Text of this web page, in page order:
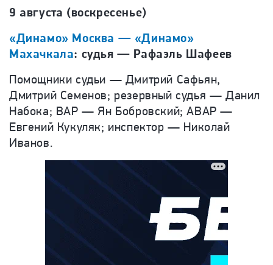
9 августа (воскресенье)
«Динамо» Москва — «Динамо»
Махачкала: судья — Рафаэль Шафеев
Помощники судьи — Дмитрий Сафьян,
Дмитрий Семенов; резервный судья — Данил
Набока; ВАР — Ян Бобровский; АВАР —
Евгений Кукуляк; инспектор — Николай
Иванов.